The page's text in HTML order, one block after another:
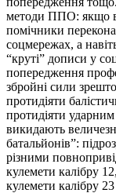
методи ППО: якщо
помічники
соцмережах, а
“круті” дописи у
попередження
збройні сили
протидіяти
протидіяти
викидають
батальйонів”:
різними
кулемети калібру
кулемети калібру